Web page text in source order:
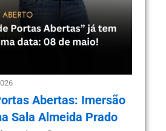
Abertas: Imersão
Sala Almeida Prado